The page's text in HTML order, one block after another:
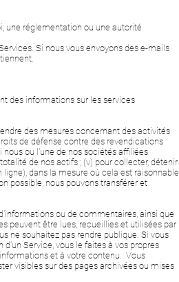
une réglementation ou une autorité
Si nous vous envoyons des e-mails
des informations sur les services
des mesures concernant des activités
de défense contre des revendications
nous ou l'une de nos sociétés affiliées
de nos actifs ; (v) pour collecter, détenir
dans la mesure où cela est raisonnable
possible, nous pouvons transférer et
ou de commentaires, ainsi que
peuvent être lues, recueillies et utilisées par
ne souhaitez pas rendre publique. Si vous
Service, vous le faites à vos propres
et à votre contenu. Vous
visibles sur des pages archivées ou mises